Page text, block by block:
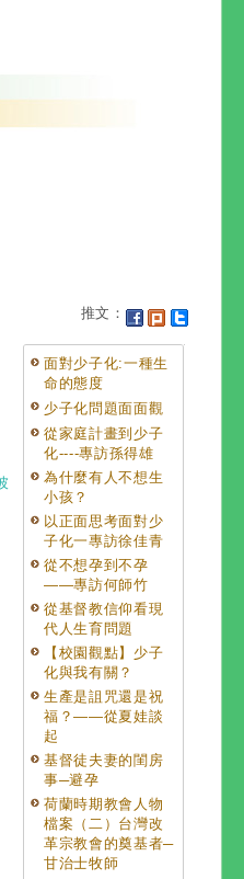
推文：
面對少子化:一種生
命的態度
少子化問題面面觀
從家庭計畫到少子
化----專訪孫得雄
為什麼有人不想生
小孩？
以正面思考面對少
子化一專訪徐佳青
從不想孕到不孕
——專訪何師竹
從基督教信仰看現
代人生育問題
【校園觀點】少子
化與我有關？
生產是詛咒還是祝
福？——從夏娃談
起
基督徒夫妻的閨房
事─避孕
荷蘭時期教會人物
檔案（二）台灣改
革宗教會的奠基者─
甘治士牧師